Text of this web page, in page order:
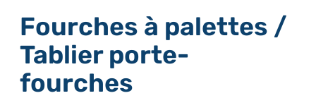
Fourches à palettes /
Tablier porte-
fourches